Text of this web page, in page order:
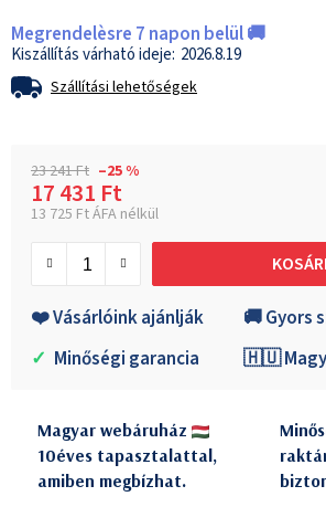
Megrendelèsre 7 napon belül 🚚
2026.8.19
Szállítási lehetőségek
23 241 Ft –25 %
17 431 Ft
13 725 Ft ÁFA nélkül
❤️ Vásárlóink ajánlják
🚚 Gyors
✓ Minőségi garancia 🇭🇺
Magyar webáruház
10éves tapasztalattal,
amiben megbízhat.